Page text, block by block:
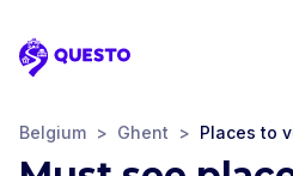
Questo
Belgium > Ghent > Places to